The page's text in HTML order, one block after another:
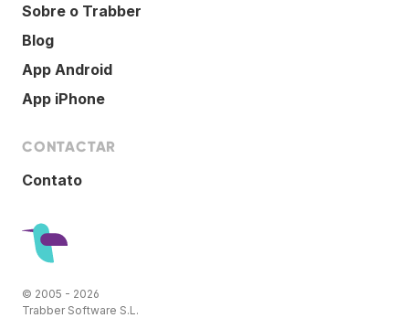
Sobre o Trabber
Blog
App Android
App iPhone
CONTACTAR
Contato
© 2005 - 2026
Trabber Software S.L.